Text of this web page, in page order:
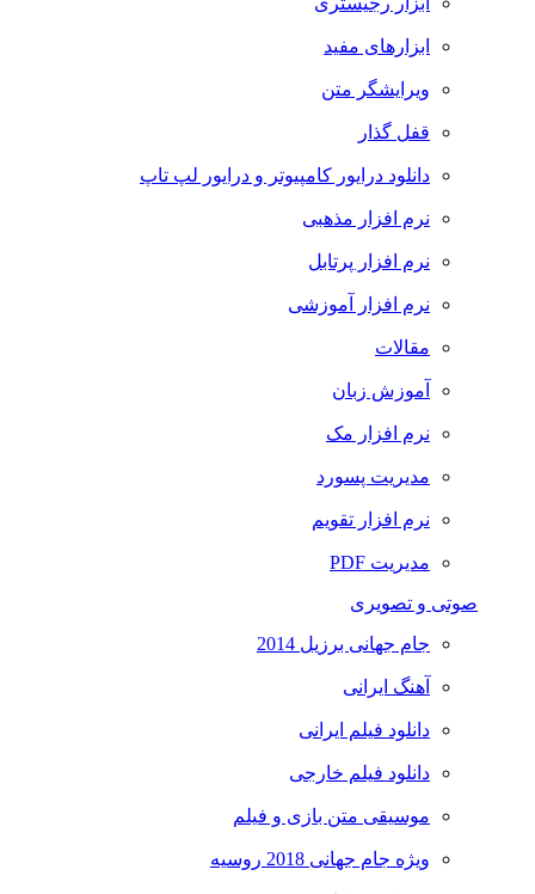
ابزارهای مفید
ویرایشگر متن
قفل گذار
دانلود درایور کامپیوتر و درایور لپ تاپ
نرم افزار مذهبی
نرم افزار پرتابل
نرم افزار آموزشی
مقالات
آموزش زبان
نرم افزار مک
مدیریت پسورد
نرم افزار تقویم
مدیریت PDF
صوتی و تصویری
جام جهانی برزیل 2014
آهنگ ایرانی
دانلود فیلم ایرانی
دانلود فیلم خارجی
موسیقی متن بازی و فیلم
ویژه جام جهانی 2018 روسیه